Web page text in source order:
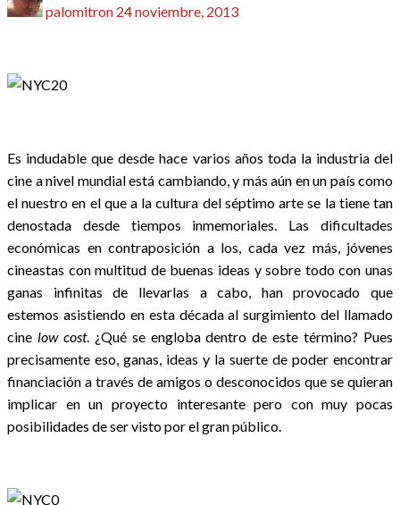
palomitronel
24 noviembre, 2013
Es indudable que desde hace varios años toda la industria del
cine a nivel mundial está cambiando, y más aún en un país como
el nuestro en el que a la cultura del séptimo arte se la tiene tan
denostada desde tiempos inmemoriales. Las dificultades
económicas en contraposición a los, cada vez más, jóvenes
cineastas con multitud de buenas ideas y sobre todo con unas
ganas infinitas de llevarlas a cabo, han provocado que
estemos asistiendo en esta década al surgimiento del llamado
cine low cost. ¿Qué se engloba dentro de este término? Pues
precisamente eso, ganas, ideas y la suerte de poder encontrar
financiación a través de amigos o desconocidos que se quieran
implicar en un proyecto interesante pero con muy pocas
posibilidades de ser visto por el gran público.